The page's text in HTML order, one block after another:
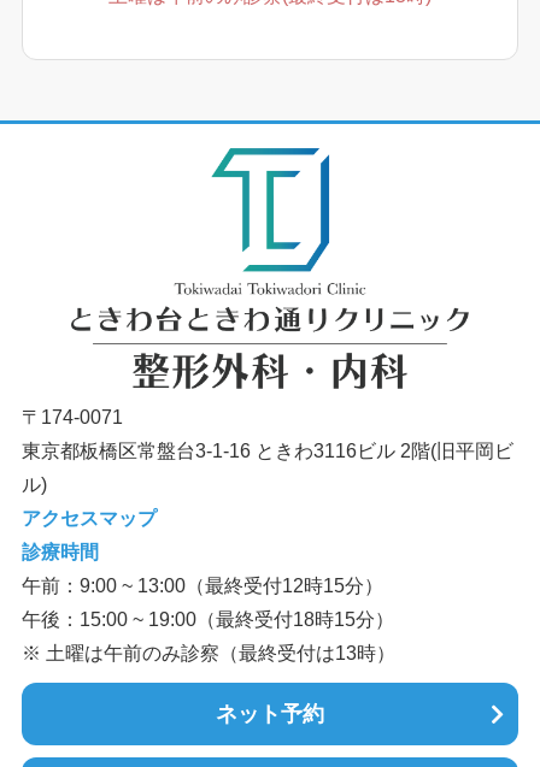
〒174-0071
東京都板橋区常盤台3-1-16 ときわ3116ビル 2階(旧平岡ビ
ル)
アクセスマップ
診療時間
午前：9:00 ~ 13:00（最終受付12時15分）
午後：15:00 ~ 19:00（最終受付18時15分）
※ 土曜は午前のみ診察（最終受付は13時）
ネット予約